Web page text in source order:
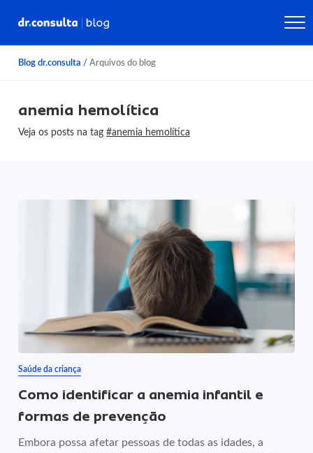
Blog dr.consulta / Arquivos do blog
anemia hemolítica
Veja os posts na tag#anemia hemolítica
Saúde da criança
Como identificar a anemia infantil e
formas de prevenção
Embora possa afetar pessoas de todas as idades, a